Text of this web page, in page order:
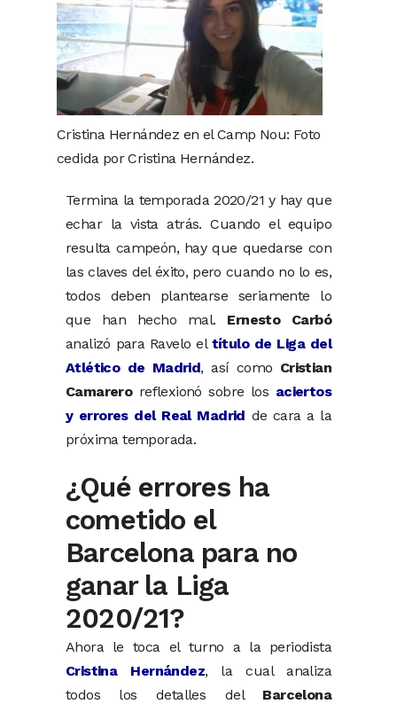
Cristina Hernández en el Camp Nou: Foto
cedida por Cristina Hernández.
Termina la temporada 2020/21 y hay que
echar la vista atrás. Cuando el equipo
resulta campeón, hay que quedarse con
las claves del éxito, pero cuando no lo es,
todos deben plantearse seriamente lo
que han hecho mal. Ernesto Carbó
analizó para Ravelo el título de Liga del
Atlético de Madrid, así como Cristian
Camareroreflexionó sobre los aciertos
y errores del Real Madrid de cara a la
próxima temporada.
¿Qué errores ha
cometido el
Barcelona para no
ganar la Liga
2020/21?
Ahora le toca el turno a la periodista
Cristina Hernández, la cual analiza
todos los detalles del Barcelona